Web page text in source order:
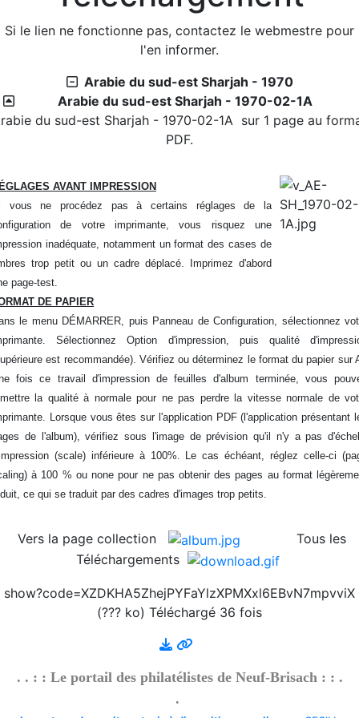
2026/07/27 :Timbres 2026 - Cascades et rivières de
la Martinique
2026/08/01 :Album - Thématique|3D - La philatélie
en 3D - Um Al Qiwain - 1972-9-3
Album - Thématique|3D - La philatélie
Album - Thématique|3D - La philatélie
en 3D - Um Al Qiwain - 1972-9-1
2026/08/01 :Album - Thématique|3D - La philatélie
en 3D - Um Al Qiwain - 1972-8-2
2026/08/01 :Album - Thématique|3D - La philatélie
en 3D - Um Al Qiwain - 1972-8-1
2026/08/01 :
en 3D - Um Al Qiwain - 1972-7-2
2026/08/01 : Album - Thématique|3D - La philatélie
en 3D - Um Al Qiwain - 1972-7-1
2026/08/01 :Album - Thématique|3D - La philatélie
en 3D - Um Al Qiwain - 1972-6
2026/08/01 : Album - Thématique|3D - La philatélie
en 3D - Um Al Qiwain - 1972-5
2026/08/01 :Album - Thématique|3D - La philatélie
en 3D - Um Al Qiwain - 1972-4
2026/08/01 :Album - Thématique|3D - La philatélie
en 3D - Um Al Qiwain - 1972-3-2
en 3D - Um Al Qiwain - 1972-3-1
2026/08/01 :Album - Thématique|3D - La philatélie
2026/08/01 :Album - Thématique|3D - La philatélie
en 3D - Um Al Qiwain - 1972-1-1
Album - Thématique|3D - La philatélie
2026/08/01 :Album - Thématique|3D - La philatélie
2026/08/01 :Album - Thématique|3D - La philatélie
Si le lien ne fonctionne pas, contactez le webmestre pour
l'en informer.
Arabie du sud-est Sharjah - 1970
Arabie du sud-est Sharjah - 1970-02-1A
du sud-est Sharjah - 1970-02-1A sur 1 page au
PDF.
AVANT IMPRESSION
vous ne procédez pas à certains réglages de la
de votre imprimante, vous risquez une
inadéquate, notamment un format des cases de
trop petit ou un cadre déplacé. Imprimez d'abord
page-test.
DE PAPIER
le menu DÉMARRER, puis Panneau de Configuration, sélectionnez
Sélectionnez Option d'impression, puis qualité
est recommandée). Vérifiez ou déterminez le format du papier sur
fois ce travail d'impression de feuilles d'album terminée, vous
la qualité à normale pour ne pas perdre la vitesse normale de
Lorsque vous êtes sur l'application PDF (l'application présentant
de l'album), vérifiez sous l'image de prévision qu'il n'y a pas
(scale) inférieure à 100%. Le cas échéant, réglez celle-ci
à 100 % ou none pour ne pas obtenir des pages au format
ce qui se traduit par des cadres d'images trop petits.
Vers la page collection
Tous les
Téléchargements
show?code=XZDKHA5ZhejPYFaYlzXPMXxl6EBvN7mpvviX
(??? ko) Téléchargé 36 fois
. . : : Le portail des philatélistes de Neuf-Brisach : : .
.